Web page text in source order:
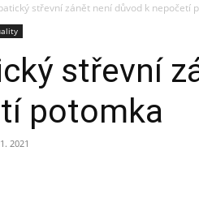
střevní zánět není důvod k nepočetí
střevní
potomka
2021